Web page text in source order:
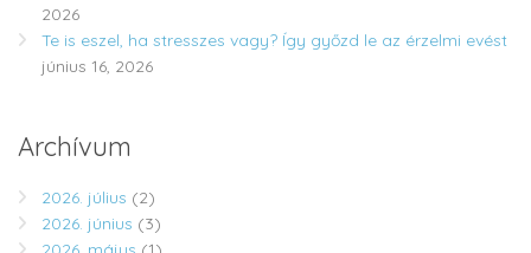
2026
Te is eszel, ha stresszes vagy? Így győzd le az érzelmi evést
június 16, 2026
Archívum
2026. július (2)
2026. június (3)